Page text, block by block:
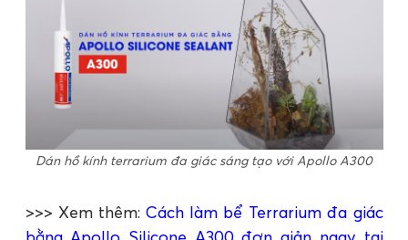
Dán hồ kính terrarium đa giác sáng tạo với Apollo A300
>>> Xem thêm: Cách làm bể Terrarium đa giác